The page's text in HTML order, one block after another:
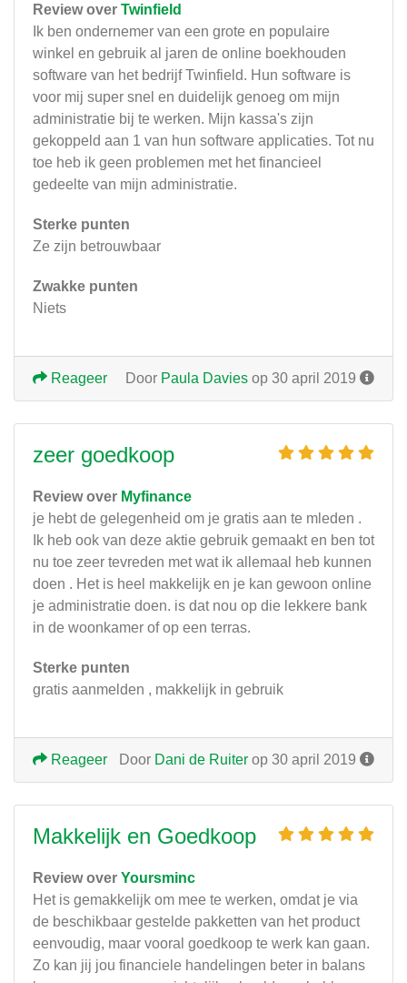
Review over Twinfield
Ik ben ondernemer van een grote en populaire
winkel en gebruik al jaren de online boekhouden
software van het bedrijf Twinfield. Hun software is
voor mij super snel en duidelijk genoeg om mijn
administratie bij te werken. Mijn kassa's zijn
gekoppeld aan 1 van hun software applicaties. Tot nu
toe heb ik geen problemen met het financieel
gedeelte van mijn administratie.
Sterke punten
Ze zijn betrouwbaar
Zwakke punten
Niets
Door Paula Davies op 30 april 2019
Reageer
zeer goedkoop
Review over Myfinance
je hebt de gelegenheid om je gratis aan te mleden .
Ik heb ook van deze aktie gebruik gemaakt en ben tot
nu toe zeer tevreden met wat ik allemaal heb kunnen
doen . Het is heel makkelijk en je kan gewoon online
je administratie doen. is dat nou op die lekkere bank
in de woonkamer of op een terras.
Sterke punten
gratis aanmelden , makkelijk in gebruik
Door Dani de Ruiter op 30 april 2019
Reageer
Makkelijk en Goedkoop
Review over Yoursminc
Het is gemakkelijk om mee te werken, omdat je via
de beschikbaar gestelde pakketten van het product
eenvoudig, maar vooral goedkoop te werk kan gaan.
Zo kan jij jou financiele handelingen beter in balans